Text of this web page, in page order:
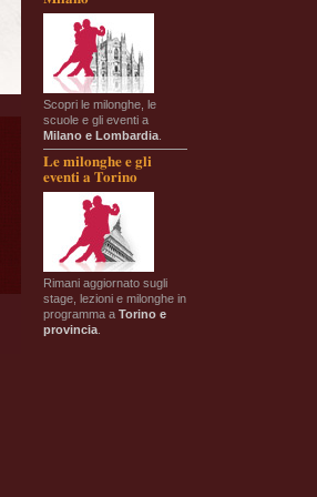
Scopri le milonghe, le
scuole e gli eventi a
Milano e Lombardia
Le milonghe e gli
eventi a Torino
Rimani aggiornato sugli
stage, lezioni e milonghe in
programma a Torino e
provincia